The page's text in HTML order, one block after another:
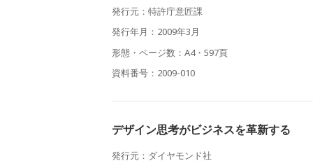
発行元：特許庁意匠課
発行年月：2009年3月
形態・ページ数：A4・597頁
資料番号：2009-010
デザイン思考がビジネスを革新する
発行元：ダイヤモンド社